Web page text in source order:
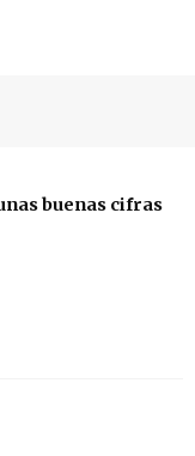
buenas cifras